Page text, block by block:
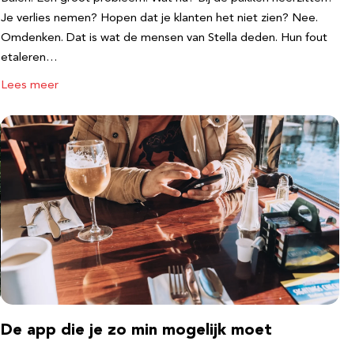
Je verlies nemen? Hopen dat je klanten het niet zien? Nee.
Omdenken. Dat is wat de mensen van Stella deden. Hun fout
etaleren…
Lees meer
De app die je zo min mogelijk moet